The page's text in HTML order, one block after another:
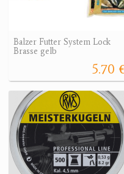
Balzer Futter System Lock
Brasse gelb
5.70